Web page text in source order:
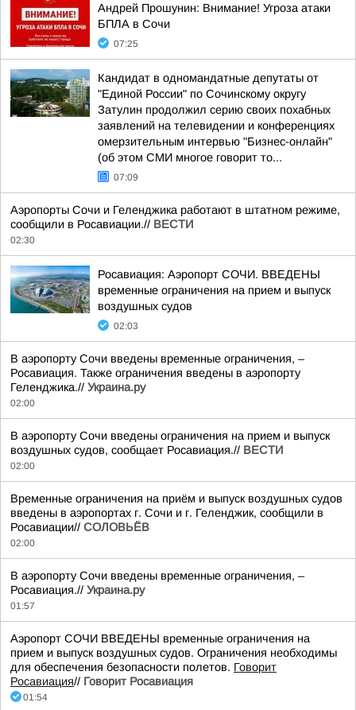
Андрей Прошунин: Внимание! Угроза атаки
БПЛА в Сочи
07:25
Кандидат в одномандатные депутаты от
"Единой России" по Сочинскому округу
Затулин продолжил серию своих похабных
заявлений на телевидении и конференциях
омерзительным интервью "Бизнес-онлайн"
(об этом СМИ многое говорит то...
07:09
Аэропорты Сочи и Геленджика работают в штатном режиме,
сообщили в Росавиации.// ВЕСТИ
02:30
Росавиация: Аэропорт СОЧИ. ВВЕДЕНЫ
временные ограничения на прием и выпуск
воздушных судов
02:03
В аэропорту Сочи введены временные ограничения, –
Росавиация. Также ограничения введены в аэропорту
Геленджика.// Украина.ру
02:00
В аэропорту Сочи введены ограничения на прием и выпуск
воздушных судов, сообщает Росавиация.// ВЕСТИ
02:00
Временные ограничения на приём и выпуск воздушных судов
введены в аэропортах г. Сочи и г. Геленджик, сообщили в
Росавиации// СОЛОВЬЁВ
02:00
В аэропорту Сочи введены временные ограничения, –
Росавиация.// Украина.ру
01:57
Аэропорт СОЧИ ВВЕДЕНЫ временные ограничения на
прием и выпуск воздушных судов. Ограничения необходимы
для обеспечения безопасности полетов. Говорит
Росавиация// Говорит Росавиация
01:54